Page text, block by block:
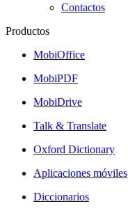
Contactos
Productos
MobiOffice
MobiPDF
MobiDrive
Talk & Translate
Oxford Dictionary
Aplicaciones móviles
Diccionarios